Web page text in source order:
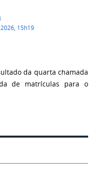
15h19
da quarta chamada
de matrículas para o